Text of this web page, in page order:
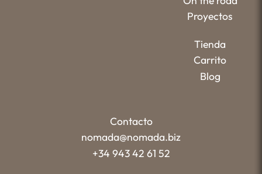
Proyectos
Tienda
Carrito
Blog
Contacto
nomada@nomada.biz
+34 943 42 61 52